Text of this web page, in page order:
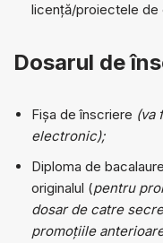
licență/proiectele de
Dosarul de
Fișa de înscriere (va
electronic);
Diploma de
originalul (pentru
dosar de catre
promoțiile